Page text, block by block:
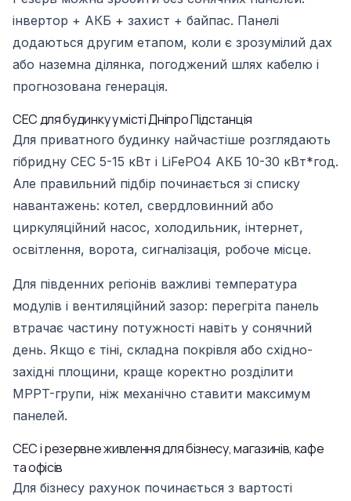
інвертор + АКБ + захист + байпас. Панелі
додаються другим етапом, коли є зрозумілий дах
або наземна ділянка, погоджений шлях кабелю і
прогнозована генерація.
СЕС для будинку у місті Дніпро Підстанція
Для приватного будинку найчастіше розглядають
гібридну СЕС 5-15 кВт і LiFePO4 АКБ 10-30 кВт*год.
Але правильний підбір починається зі списку
навантажень: котел, свердловинний або
циркуляційний насос, холодильник, інтернет,
освітлення, ворота, сигналізація, робоче місце.
Для південних регіонів важливі температура
модулів і вентиляційний зазор: перегріта панель
втрачає частину потужності навіть у сонячний
день. Якщо є тіні, складна покрівля або східно-
західні площини, краще коректно розділити
MPPT-групи, ніж механічно ставити максимум
панелей.
СЕС і резервне живлення для бізнесу, магазинів, кафе
та офісів
Для бізнесу рахунок починається з вартості